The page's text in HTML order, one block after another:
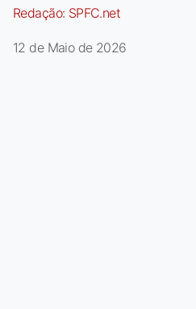
Redação: SPFC.net
12 de Maio de 2026